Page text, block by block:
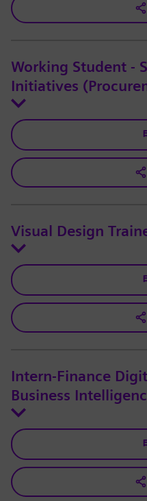
Working Student -
Initiatives
Visual Design
Intern-Finance
Business